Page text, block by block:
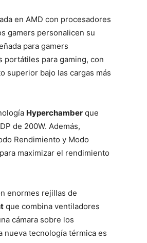
en AMD con procesadores
gamers personalicen su
para gamers
portátiles para gaming, con
superior bajo las cargas más
Hyperchamber que
de 200W. Además,
Rendimiento y Modo
maximizar el rendimiento
enormes rejillas de
que combina ventiladores
cámara sobre los
nueva tecnología térmica es